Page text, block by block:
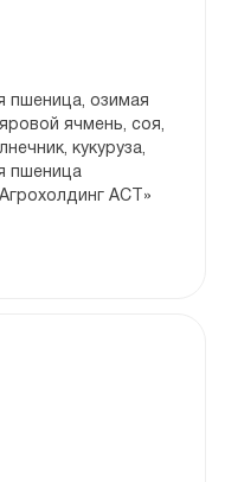
пшеница, озимая
ячмень, соя,
кукуруза,
пшеница
АСТ»